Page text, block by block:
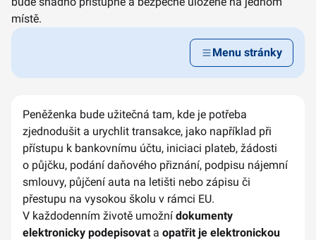
místě.
Menu stránky
Peněženka bude užitečná tam, kde je potřeba
zjednodušit a urychlit transakce, jako například při
přístupu k bankovnímu účtu, iniciaci plateb, žádosti
o půjčku, podání daňového přiznání, podpisu nájemní
smlouvy, půjčení auta na letišti nebo zápisu či
přestupu na vysokou školu v rámci EU.
V každodenním životě umožnídokumenty
elektronicky podepisovata opatřit je elektronickou